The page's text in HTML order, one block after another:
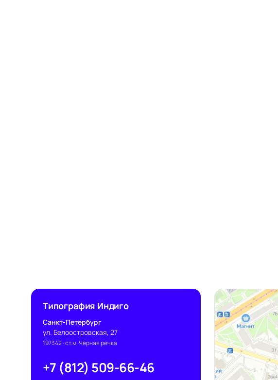
Типография Индиго
Санкт-Петербург
ул. Белоостровская, 27
197342· ст.м. Чёрная речка
+7 (812) 509-66-46